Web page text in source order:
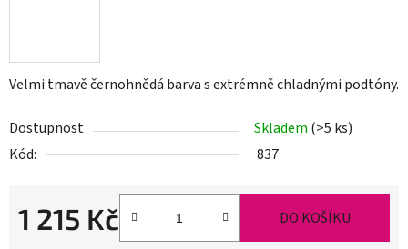
Velmi tmavě černohnědá barva s extrémně chladnými podtóny.
Dostupnost Skladem (>5 ks)
Kód:
837
1 215 Kč DO KOŠÍKU